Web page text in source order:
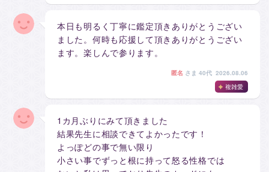
本日も明るく丁寧に鑑定頂きありがとうござい
ました。何時も応援して頂きありがとうござい
ます。楽しんで参ります。
匿名 さま 40代 2026.08.06
複雑愛
1カ月ぶりにみて頂きました
結果先生に相談できてよかったです！
よっぽどの事で無い限り
小さい事でずっと根に持って怒る性格では